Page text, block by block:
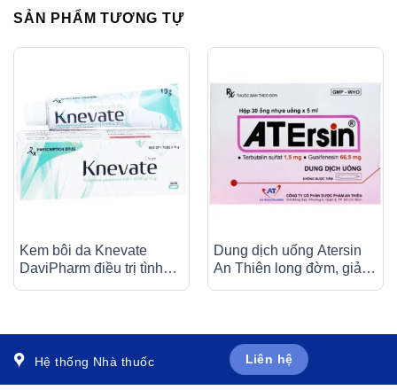
SẢN PHẨM TƯƠNG TỰ
Kem bôi da Knevate
DaviPharm điều trị tình
Dung dịch uống Atersin
An Thiên long đờm, giảm
Hệ thống Nhà thuốc Liên hệ